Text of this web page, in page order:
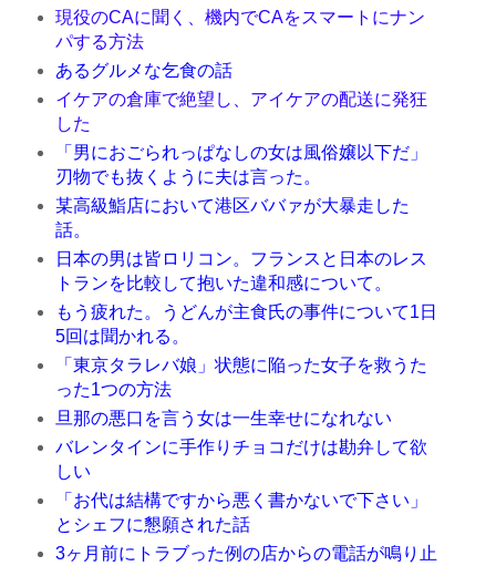
現役のCAに聞く、機内でCAをスマートにナン
パする方法
あるグルメな乞食の話
イケアの倉庫で絶望し、アイケアの配送に発狂
した
「男におごられっぱなしの女は風俗嬢以下だ」
刃物でも抜くように夫は言った。
某高級鮨店において港区ババァが大暴走した
話。
日本の男は皆ロリコン。フランスと日本のレス
トランを比較して抱いた違和感について。
もう疲れた。うどんが主食氏の事件について1日
5回は聞かれる。
「東京タラレバ娘」状態に陥った女子を救うた
った1つの方法
旦那の悪口を言う女は一生幸せになれない
バレンタインに手作りチョコだけは勘弁して欲
しい
「お代は結構ですから悪く書かないで下さい」
とシェフに懇願された話
3ヶ月前にトラブった例の店からの電話が鳴り止